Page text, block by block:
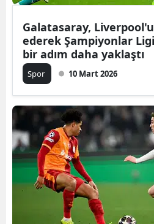
Galatasaray,
ederek Şampiyonlar
bir adım daha yaklaştı
Spor 10 Mart 2026